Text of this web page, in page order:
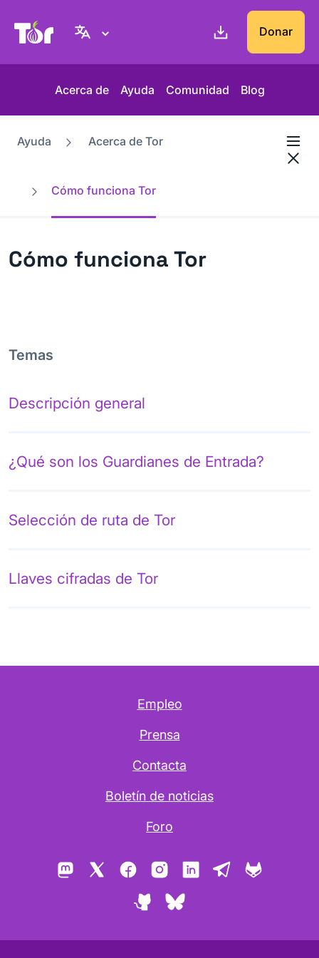
Web del Proyecto Tor Donar
Acerca de Ayuda Comunidad Blog
Ayuda Acerca de Tor
Cómo funciona Tor
Cómo funciona Tor
Temas
Descripción general
¿Qué son los Guardianes de Entrada?
Selección de ruta de Tor
Llaves cifradas de Tor
Empleo
Prensa
Contacta
Boletín de noticias
Foro
Mastodon FacebookInstagramLinkedInTelegram
GitHubBluesky